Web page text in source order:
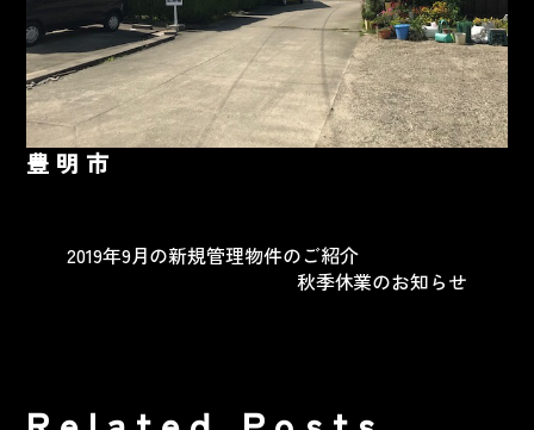
豊明市
2019年9月の新規管理物件のご紹介
秋季休業のお知らせ